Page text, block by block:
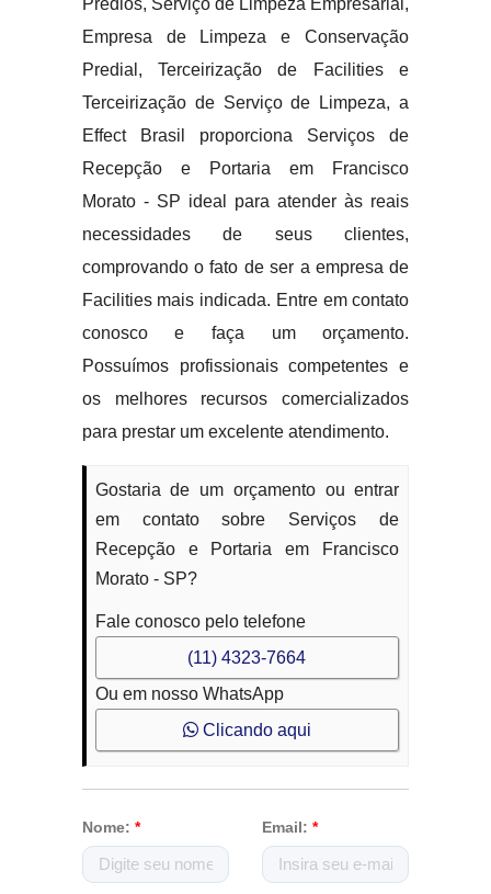
Predios, Serviço de Limpeza Empresarial,
Empresa de Limpeza e Conservação
Predial, Terceirização de Facilities e
Terceirização de Serviço de Limpeza, a
Effect Brasil proporciona Serviços de
Recepção e Portaria em Francisco
Morato - SP ideal para atender às reais
necessidades de seus clientes,
comprovando o fato de ser a empresa de
Facilities mais indicada. Entre em contato
conosco e faça um orçamento.
Possuímos profissionais competentes e
os melhores recursos comercializados
para prestar um excelente atendimento.
Gostaria de um orçamento ou entrar
em contato sobre Serviços de
Recepção e Portaria em Francisco
Morato - SP?
Fale conosco pelo telefone
(11) 4323-7664
Ou em nosso WhatsApp
Clicando aqui
Nome: * Email: *